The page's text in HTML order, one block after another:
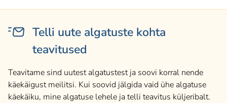
Telli uute algatuste kohta
teavitused
Teavitame sind uutest algatustest ja soovi korral nende
käekäigust meilitsi. Kui soovid jälgida vaid ühe algatuse
käekäiku, mine algatuse lehele ja telli teavitus küljeribalt.